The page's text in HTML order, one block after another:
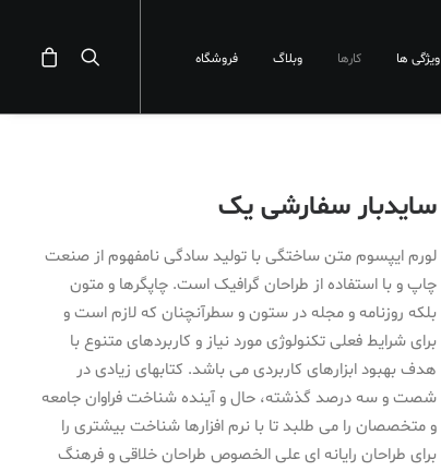
ویژگی ها کارها وبلاگ فروشگاه
سایدبار سفارشی یک
لورم ایپسوم متن ساختگی با تولید سادگی نامفهوم از صنعت
چاپ و با استفاده از طراحان گرافیک است. چاپگرها و متون
بلکه روزنامه و مجله در ستون و سطرآنچنان که لازم است و
برای شرایط فعلی تکنولوژی مورد نیاز و کاربردهای متنوع با
هدف بهبود ابزارهای کاربردی می باشد. کتابهای زیادی در
شصت و سه درصد گذشته، حال و آینده شناخت فراوان جامعه
و متخصصان را می طلبد تا با نرم افزارها شناخت بیشتری را
برای طراحان رایانه ای علی الخصوص طراحان خلاقی و فرهنگ